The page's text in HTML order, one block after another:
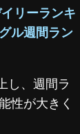
リーランキ
ル週間ラン
し、週間ラ
性が大きく